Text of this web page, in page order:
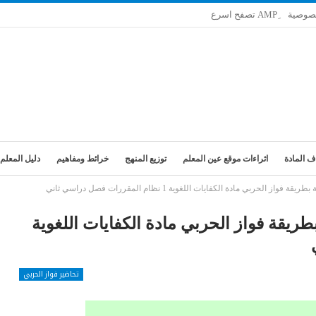
المادة اثراءات موقع عين المعلم توزيع المنهج خرائط ومفاهيم دليل المعلم
مادة الكفايات اللغوية 1 نظام المقررات فصل دراسي ثاني
فواز الحربي مادة الكفايات اللغوية
تحاضير فواز الحربي